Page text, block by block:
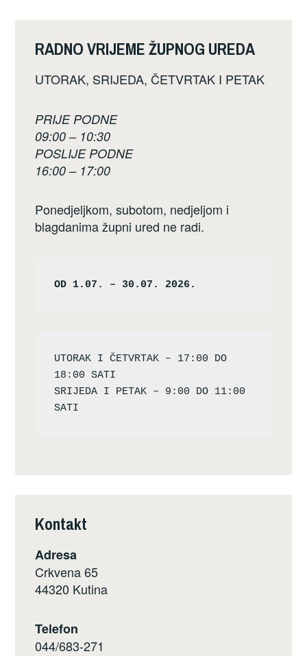
RADNO VRIJEME ŽUPNOG UREDA
UTORAK, SRIJEDA, ČETVRTAK I PETAK
PRIJE PODNE
09:00 – 10:30
POSLIJE PODNE
16:00 – 17:00
Ponedjeljkom, subotom, nedjeljom i
blagdanima župni ured ne radi.
OD 1.07. – 30.07. 2026.
UTORAK I ČETVRTAK – 17:00 DO
18:00 SATI
SRIJEDA I PETAK – 9:00 DO 11:00
Kontakt
Adresa
Crkvena 65
44320 Kutina
Telefon
044/683-271